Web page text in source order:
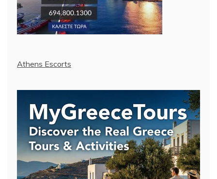
Athens Escorts